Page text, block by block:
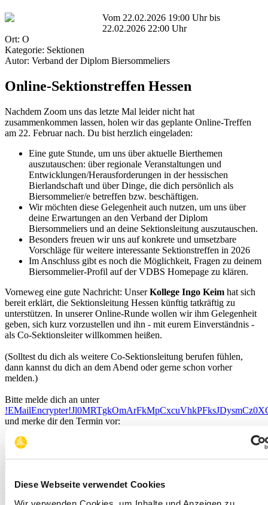
Diese Webseite verwendet Cookies
Vom 22.02.2026 19:00 Uhr bis
22.02.2026 22:00 Uhr
Ort: O
Kategorie: Sektionen
Autor: Verband der Diplom Biersommeliers
Online-Sektionstreffen Hessen
Nachdem Zoom uns das letzte Mal leider nicht hat
zusammenkommen lassen, holen wir das geplante Online-Treffen
am 22. Februar nach. Du bist herzlich eingeladen:
Eine gute Stunde, um uns über aktuelle Bierthemen
auszutauschen: über regionale Veranstaltungen und
Entwicklungen/Herausforderungen in der hessischen
Bierlandschaft und über Dinge, die dich persönlich als
Biersommelier/e betreffen bzw. beschäftigen.
Wir möchten diese Gelegenheit auch nutzen, um uns über
deine Erwartungen an den Verband der Diplom
Biersommeliers und an deine Sektionsleitung auszutauschen.
Besonders freuen wir uns auf konkrete und umsetzbare
Vorschläge für weitere interessante Sektionstreffen in 2026
Im Anschluss gibt es noch die Möglichkeit, Fragen zu deinem
Biersommelier-Profil auf der VDBS Homepage zu klären.
Vorneweg eine gute Nachricht: UnserKollege Ingo Keim hat sich
bereit erklärt, die Sektionsleitung Hessen künftig tatkräftig zu
unterstützen. In unserer Online-Runde wollen wir ihm Gelegenheit
geben, sich kurz vorzustellen und ihn - mit eurem Einverständnis -
als Co-Sektionsleiter willkommen heißen.
(Solltest du dich als weitere Co-Sektionsleitung berufen fühlen,
dann kannst du dich an dem Abend oder gerne schon vorher
melden.)
Bitte melde dich an unter
und merke dir den Termin vor:
Sonntag, 22. Feb. 2026 um 19:00 Uhr
Den Zugangslink bekommst Du kurz vorher per Email-Reminder
zugeschickt.
Freu dich auf einen regen und spannenden Austausch!
Hedi